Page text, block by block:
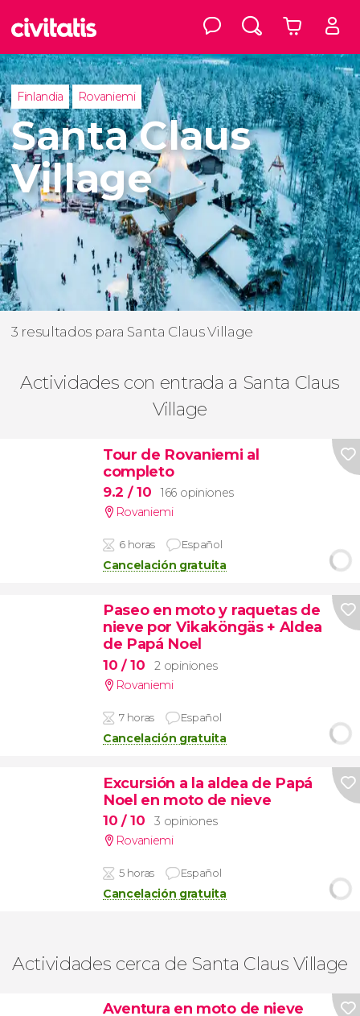
Finlandia Rovaniemi
Santa Claus
Village
3 resultados para Santa Claus Village
Actividades con entrada a Santa Claus
Village
Tour de Rovaniemi al
completo
9.2 / 10
166 opiniones
Rovaniemi
6 horas Español
Cancelación gratuita
Paseo en moto y raquetas de
nieve por Vikaköngäs + Aldea
de Papá Noel
10 / 10
2 opiniones
Rovaniemi
7 horas Español
Cancelación gratuita
Excursión a la aldea de Papá
Noel en moto de nieve
10 / 10
3 opiniones
Rovaniemi
5 horas Español
Cancelación gratuita
Actividades cerca de Santa Claus Village
Aventura en moto de nieve